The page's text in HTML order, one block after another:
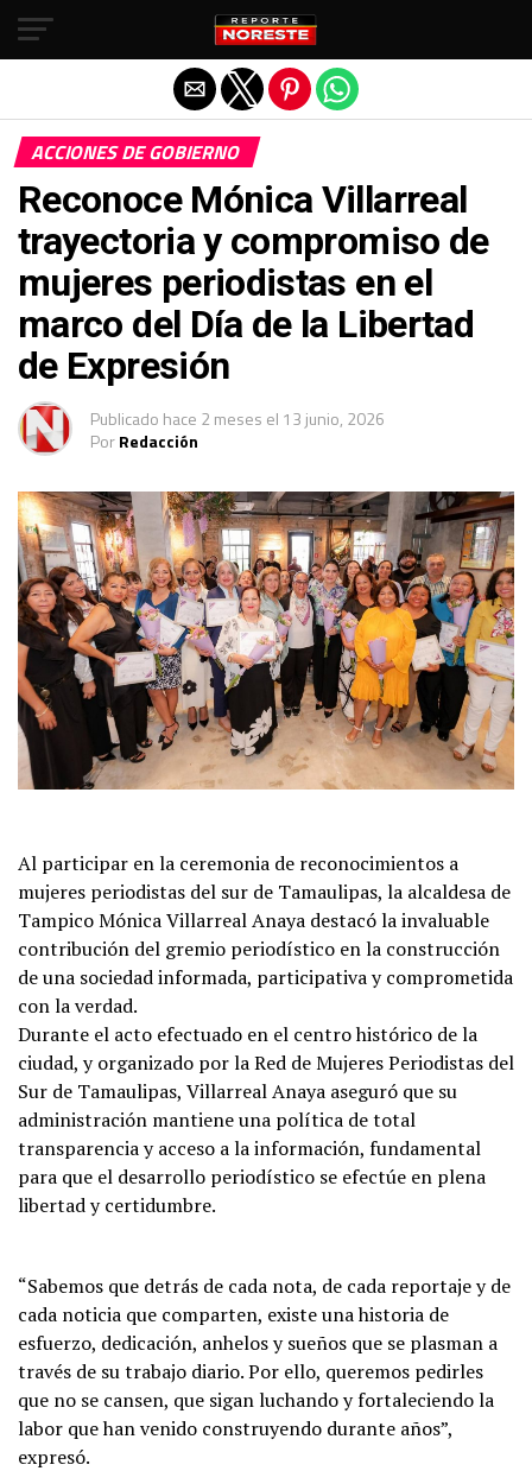
ACCIONES DE GOBIERNO
Reconoce Mónica Villarreal
trayectoria y compromiso de
mujeres periodistas en el
marco del Día de la Libertad
de Expresión
Publicado hace 2 meses el 13 junio, 2026
PorRedacción
Al participar en la ceremonia de reconocimientos a
mujeres periodistas del sur de Tamaulipas, la alcaldesa de
Tampico Mónica Villarreal Anaya destacó la invaluable
contribución del gremio periodístico en la construcción
de una sociedad informada, participativa y comprometida
con la verdad.
Durante el acto efectuado en el centro histórico de la
ciudad, y organizado por la Red de Mujeres Periodistas del
Sur de Tamaulipas, Villarreal Anaya aseguró que su
administración mantiene una política de total
transparencia y acceso a la información, fundamental
para que el desarrollo periodístico se efectúe en plena
libertad y certidumbre.
“Sabemos que detrás de cada nota, de cada reportaje y de
cada noticia que comparten, existe una historia de
esfuerzo, dedicación, anhelos y sueños que se plasman a
través de su trabajo diario. Por ello, queremos pedirles
que no se cansen, que sigan luchando y fortaleciendo la
labor que han venido construyendo durante años”,
expresó.
Salir de la versión móvil